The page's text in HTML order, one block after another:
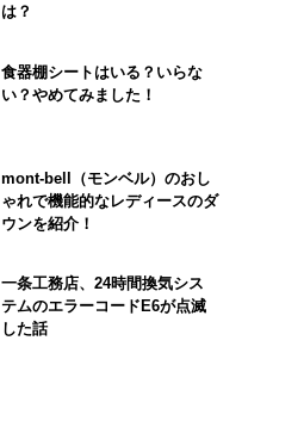
は？
食器棚シートはいる？いらな
い？やめてみました！
mont-bell（モンベル）のおし
ゃれで機能的なレディースのダ
ウンを紹介！
一条工務店、24時間換気シス
テムのエラーコードE6が点滅
した話